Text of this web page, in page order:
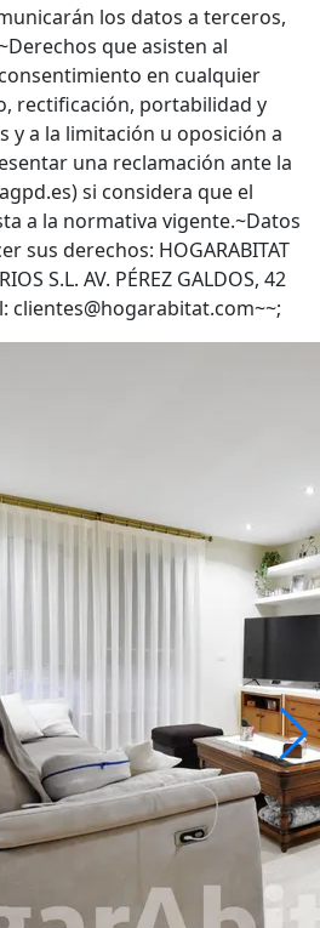
los datos a terceros,
que asisten al
en cualquier
rectificación, portabilidad y
y a la limitación u oposición a
una reclamación ante la
si considera que el
a la normativa vigente.~Datos
sus derechos: HOGARABITAT
S.L. AV. PÉREZ GALDOS, 42
clientes@hogarabitat.com~~;